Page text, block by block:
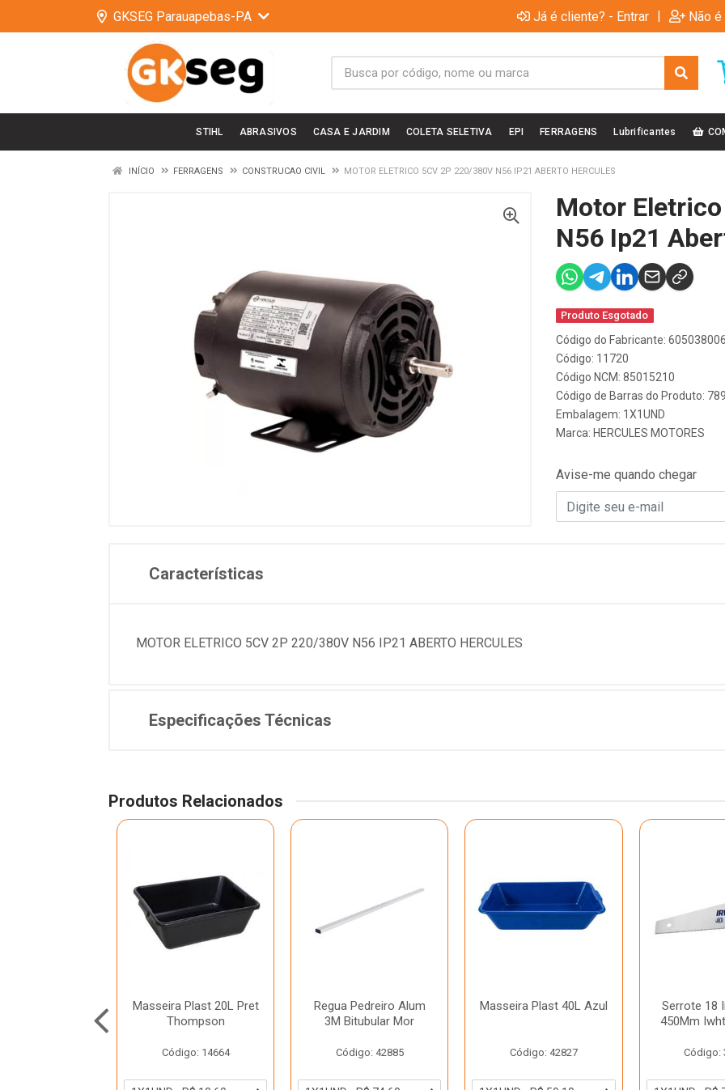
GKSEG Parauapebas-PA Já é cliente? - Entrar | Não
STIHL ABRASIVOS CASA E JARDIM COLETA SELETIVA EPI FERRAGENS Lubrificantes
INÍCIO FERRAGENS CONSTRUCAO CIVIL MOTOR ELETRICO 5CV 2P 220/380V N56 IP21 ABERTO HERCULES
Motor
N56 Ip21
Produto Esgotado
Código do Fabricante: 605038006
Código: 11720
Código NCM: 85015210
Código de Barras do Produto:
Embalagem: 1X1UND
Marca: HERCULES MOTORES
Avise-me quando chegar
Características
MOTOR ELETRICO 5CV 2P 220/380V N56 IP21 ABERTO HERCULES
Especificações Técnicas
Produtos Relacionados
Masseira Plast 20L Pret
Thompson
Código: 14664
Regua Pedreiro Alum
3M Bitubular Mor
Código: 42885
Masseira Plast 40L Azul
Código: 42827
Serrote 18
450Mm
Código: